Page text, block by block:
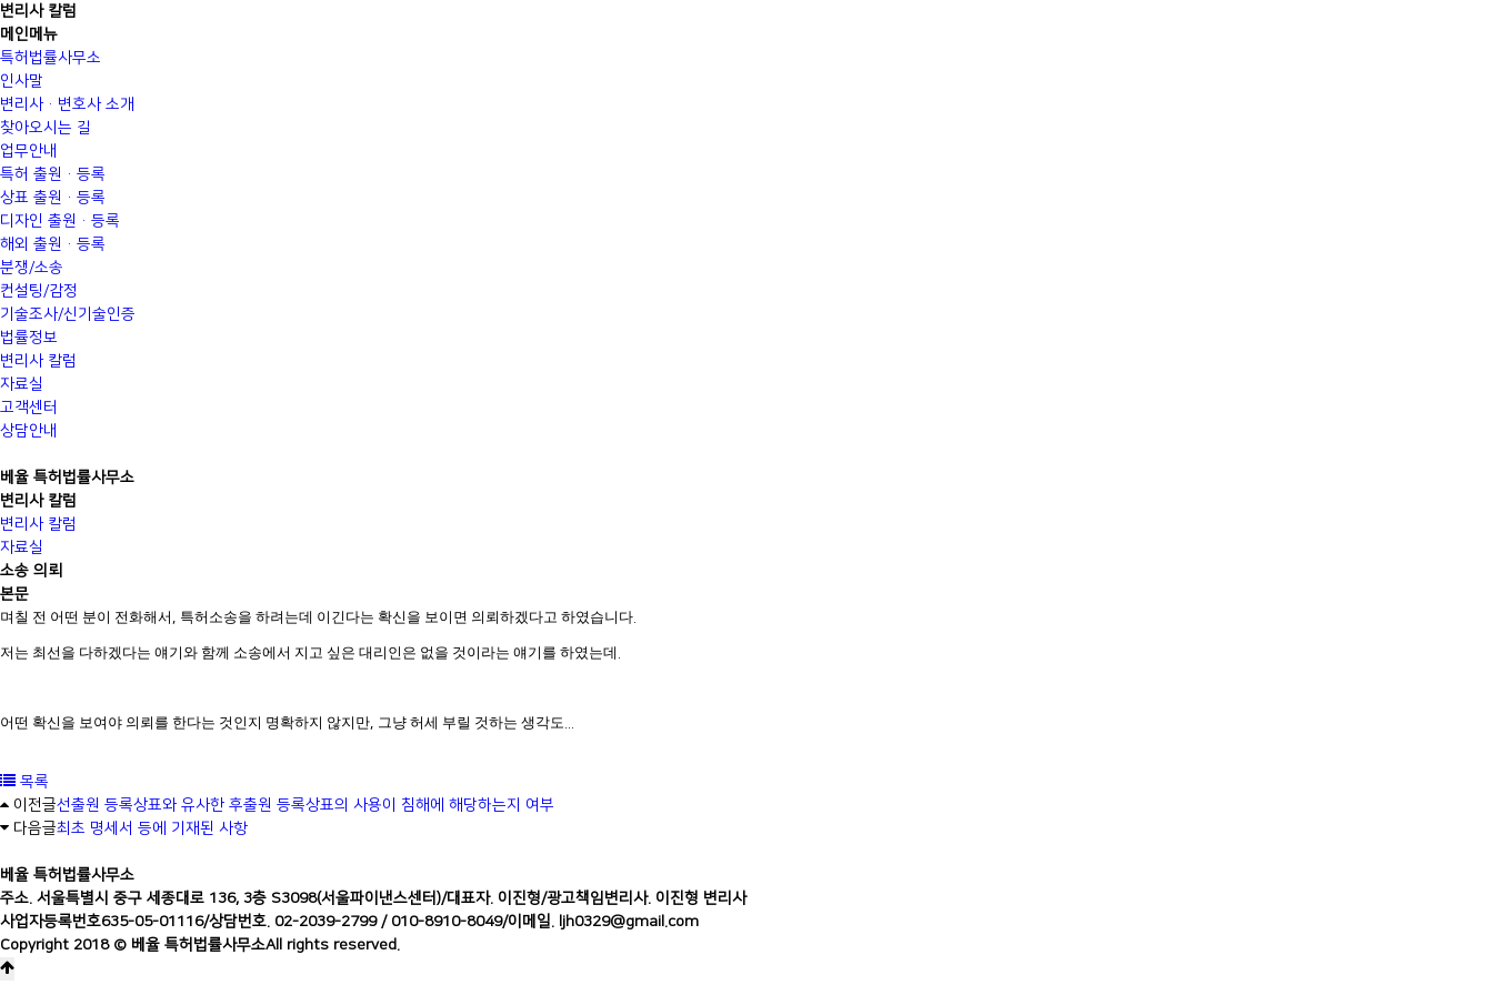
변리사 칼럼
메인메뉴
특허법률사무소
인사말
변리사·변호사 소개
찾아오시는 길
업무안내
특허 출원·등록
상표 출원·등록
디자인 출원·등록
해외 출원·등록
분쟁/소송
컨설팅/감정
기술조사/신기술인증
법률정보
변리사 칼럼
자료실
고객센터
상담안내
베율 특허법률사무소
변리사 칼럼
변리사 칼럼
자료실
소송 의뢰
본문
며칠 전 어떤 분이 전화해서 , 특허소송을 하려는데 이긴다는 확신을 보이면 의뢰하겠다고 하였습니다
저는 최선을 다하겠다는 얘기와 함께 소송에서 지고 싶은 대리인은 없을 것이라는 얘기를 하였는데
어떤 확신을 보여야 의뢰를 한다는 것인지 명확하지 않지만, 그냥 허세 부릴 것하는 생각도
목록
이전글선출원 등록상표와 유사한 후출원 등록상표의 사용이 침해에 해당하는지 여부
다음글최초 명세서 등에 기재된 사항
베율 특허법률사무소
주소. 서울특별시 중구 세종대로 136, 3층 S3098(서울파이낸스센터)/대표자. 이진형/광고책임변리사. 이진형 변리사
사업자등록번호635-05-01116/상담번호. 02-2039-2799 / 010-8910-8049/이메일. ljh0329@gmail.com
Copyright 2018 © 베율 특허법률사무소All rights reserved.